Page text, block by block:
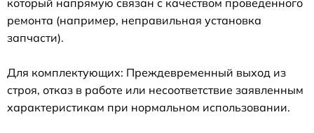
который напрямую связан с качеством проведенного
ремонта (например, неправильная установка
запчасти).
Для комплектующих: Преждевременный выход из
строя, отказ в работе или несоответствие заявленным
характеристикам при нормальном использовании.